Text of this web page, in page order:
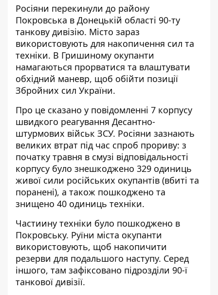
Росіяни перекинули до району
Покровська в Донецькій області 90-ту
танкову дивізію. Місто зараз
використовують для накопичення сил та
техніки. В Гришиному окупанти
намагаються прорватися та влаштувати
обхідний маневр, щоб обійти позиції
Збройних сил України.
Про це сказано у повідомленні 7 корпусу
швидкого реагування Десантно-
штурмових військ ЗСУ. Росіяни зазнають
великих втрат під час спроб прориву: з
початку травня в смузі відповідальності
корпусу було знешкоджено 329 одиниць
живої сили російських окупантів (вбиті та
поранені), а також пошкоджено та
знищено 40 одиниць техніки.
Частиину техніки було пошкоджено в
Покровську. Руїни міста окупанти
використовують, щоб накопичити
резерви для подальшого наступу. Серед
іншого, там зафіксовано підрозділи 90-ї
танкової дивізії.